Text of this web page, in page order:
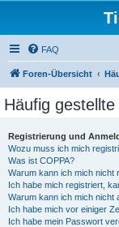
FAQ
Foren-Übersicht
Häufig
Registrierung und
Wozu muss ich mich
Was ist COPPA?
Warum kann ich mich nicht
Ich habe mich registriert,
Warum kann ich mich nicht
Ich habe mich vor einiger
Ich habe mein Passwort